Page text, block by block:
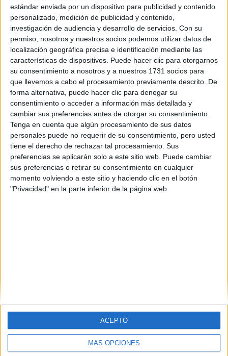
estándar enviada por un dispositivo para publicidad y contenido
personalizado, medición de publicidad y contenido,
investigación de audiencia y desarrollo de servicios. Con su
permiso, nosotros y nuestros socios podemos utilizar datos de
localización geográfica precisa e identificación mediante las
características de dispositivos. Puede hacer clic para otorgarnos
su consentimiento a nosotros y a nuestros 1731 socios para
que llevemos a cabo el procesamiento previamente descrito. De
forma alternativa, puede hacer clic para denegar su
consentimiento o acceder a información más detallada y
cambiar sus preferencias antes de otorgar su consentimiento.
Tenga en cuenta que algún procesamiento de sus datos
personales puede no requerir de su consentimiento, pero usted
tiene el derecho de rechazar tal procesamiento. Sus
preferencias se aplicarán solo a este sitio web. Puede cambiar
sus preferencias o retirar su consentimiento en cualquier
momento volviendo a este sitio y haciendo clic en el botón
"Privacidad" en la parte inferior de la página web.
MÁS OPCIONES
ACEPTO
Inicio
Etiquetas: Selectividad